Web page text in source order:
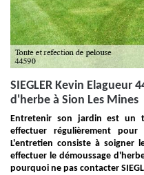
SIEGLER Kevin Elagueur
d'herbe à Sion Les Mines
Entretenir son jardin est un
effectuer régulièrement
L'entretien consiste à soigner
effectuer le démoussage
pourquoi ne pas contacter